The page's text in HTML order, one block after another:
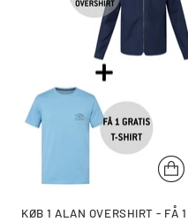
KØB 1 ALAN OVERSHIRT - FÅ 1